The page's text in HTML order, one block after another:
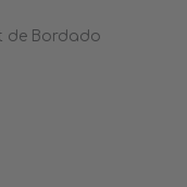
de Bordado